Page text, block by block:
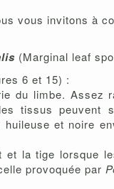
vous invitons à
(Marginal leaf
6 et 15) :
du limbe. Assez
tissus
et noire
la tige lorsque
provoquée par